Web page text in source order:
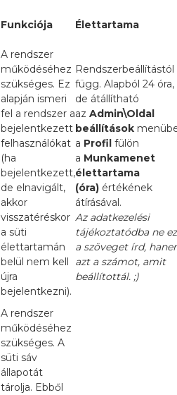
Funkciója Élettartama
A rendszer
működéséhez
szükséges. Ez
alapján ismeri
fel a rendszer a
bejelentkezett
felhasználókat
(ha
bejelentkezett,
de elnavigált,
akkor
visszatéréskor
a süti
élettartamán
belül nem kell
újra
bejelentkezni).
Rendszerbeállítástól
függ. Alapból 24 óra,
de átállítható
az Admin\Oldal
beállítások
a Profil fülön
a Munkamenet
élettartama
(óra) értékének
átírásával.
Az adatkezelési
tájékoztatódba ne
a szöveget írd,
azt a számot, amit
beállítottál. ;)
A rendszer
működéséhez
szükséges. A
süti sáv
állapotát
tárolja. Ebből